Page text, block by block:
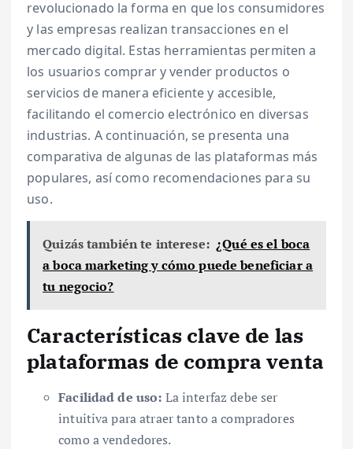
revolucionado la forma en que los consumidores
y las empresas realizan transacciones en el
mercado digital. Estas herramientas permiten a
los usuarios comprar y vender productos o
servicios de manera eficiente y accesible,
facilitando el comercio electrónico en diversas
industrias. A continuación, se presenta una
comparativa de algunas de las plataformas más
populares, así como recomendaciones para su
uso.
Quizás también te interese: ¿Qué es el boca
a boca marketing y cómo puede beneficiar a
tu negocio?
Características clave de las
plataformas de compra venta
Facilidad de uso: La interfaz debe ser
intuitiva para atraer tanto a compradores
como a vendedores.